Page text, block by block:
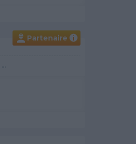
Partenaire i